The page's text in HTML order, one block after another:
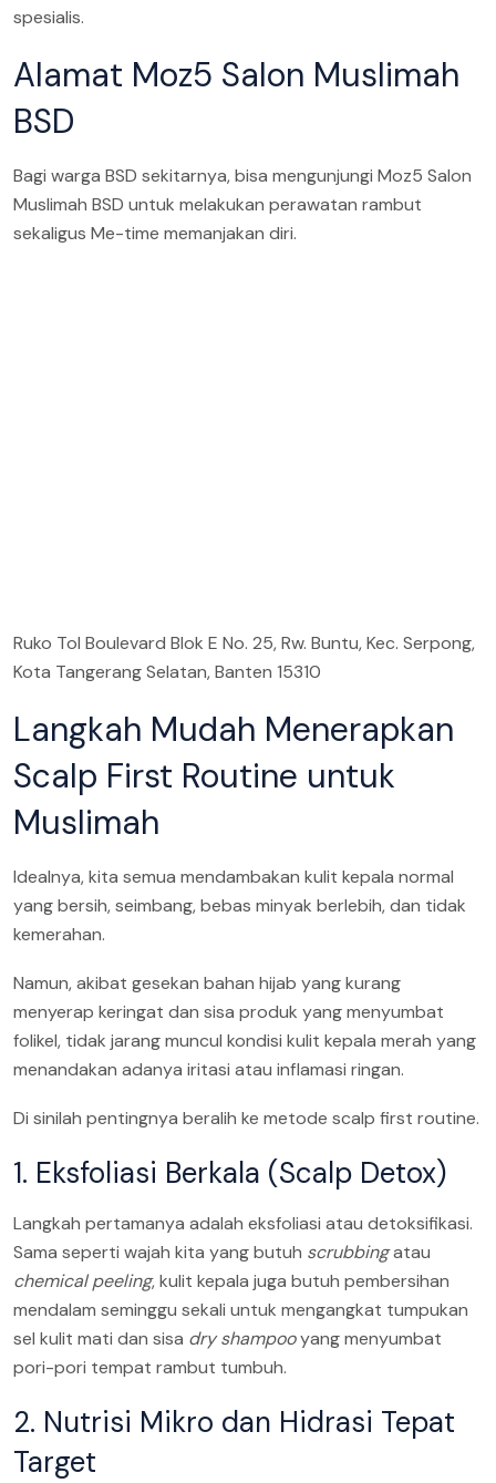
spesialis.
Alamat Moz5 Salon Muslimah
BSD
Bagi warga BSD sekitarnya, bisa mengunjungi Moz5 Salon
Muslimah BSD untuk melakukan perawatan rambut
sekaligus Me-time memanjakan diri.
Ruko Tol Boulevard Blok E No. 25, Rw. Buntu, Kec. Serpong,
Kota Tangerang Selatan, Banten 15310
Langkah Mudah Menerapkan
Scalp First Routine untuk
Muslimah
Idealnya, kita semua mendambakan kulit kepala normal
yang bersih, seimbang, bebas minyak berlebih, dan tidak
kemerahan.
Namun, akibat gesekan bahan hijab yang kurang
menyerap keringat dan sisa produk yang menyumbat
folikel, tidak jarang muncul kondisi kulit kepala merah yang
menandakan adanya iritasi atau inflamasi ringan.
Di sinilah pentingnya beralih ke metode scalp first routine.
1. Eksfoliasi Berkala (Scalp Detox)
Langkah pertamanya adalah eksfoliasi atau detoksifikasi.
Sama seperti wajah kita yang butuh scrubbingatau
chemical peeling, kulit kepala juga butuh pembersihan
mendalam seminggu sekali untuk mengangkat tumpukan
sel kulit mati dan sisa dry shampooyang menyumbat
pori-pori tempat rambut tumbuh.
2. Nutrisi Mikro dan Hidrasi Tepat
Target